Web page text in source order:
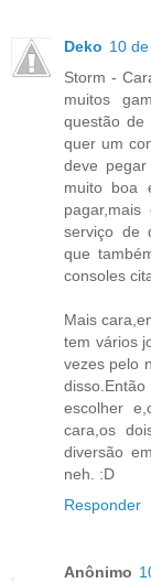
Deko 10
Storm -
muitos
questão de
quer um
deve
muito boa
serviço de
que
consoles
Mais
tem vários
vezes pelo
escolher
cara,os
diversão
neh. :D
Responder
Anônimo